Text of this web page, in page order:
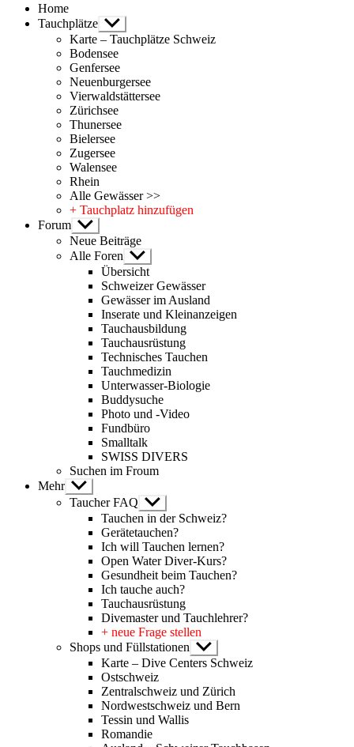
Home
Tauchplätze Untermenü
anzeigen
Karte – Tauchplätze Schweiz
Bodensee
Genfersee
Neuenburgersee
Vierwaldstättersee
Zürichsee
Thunersee
Bielersee
Zugersee
Walensee
Rhein
Alle Gewässer >>
+ Tauchplatz hinzufügen
Forum Untermenü
anzeigen
Neue Beiträge
Alle Foren Untermenü
anzeigen
Übersicht
Schweizer Gewässer
Gewässer im Ausland
Inserate und Kleinanzeigen
Tauchausbildung
Tauchausrüstung
Technisches Tauchen
Tauchmedizin
Unterwasser-Biologie
Buddysuche
Photo und -Video
Fundbüro
Smalltalk
SWISS DIVERS
Suchen im Froum
Mehr Untermenü
anzeigen
Taucher FAQ Untermenü
anzeigen
Tauchen in der Schweiz?
Gerätetauchen?
Ich will Tauchen lernen?
Open Water Diver-Kurs?
Gesundheit beim Tauchen?
Ich tauche auch?
Tauchausrüstung
Divemaster und Tauchlehrer?
+ neue Frage stellen
Shops und Füllstationen Untermenü
anzeigen
Karte – Dive Centers Schweiz
Ostschweiz
Zentralschweiz und Zürich
Nordwestschweiz und Bern
Tessin und Wallis
Romandie